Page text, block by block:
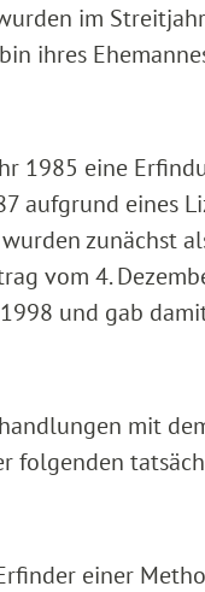
im
ihres
1985 eine
aufgrund eines
zunächst
vom 4.
1998 und gab
mit
folgenden
einer